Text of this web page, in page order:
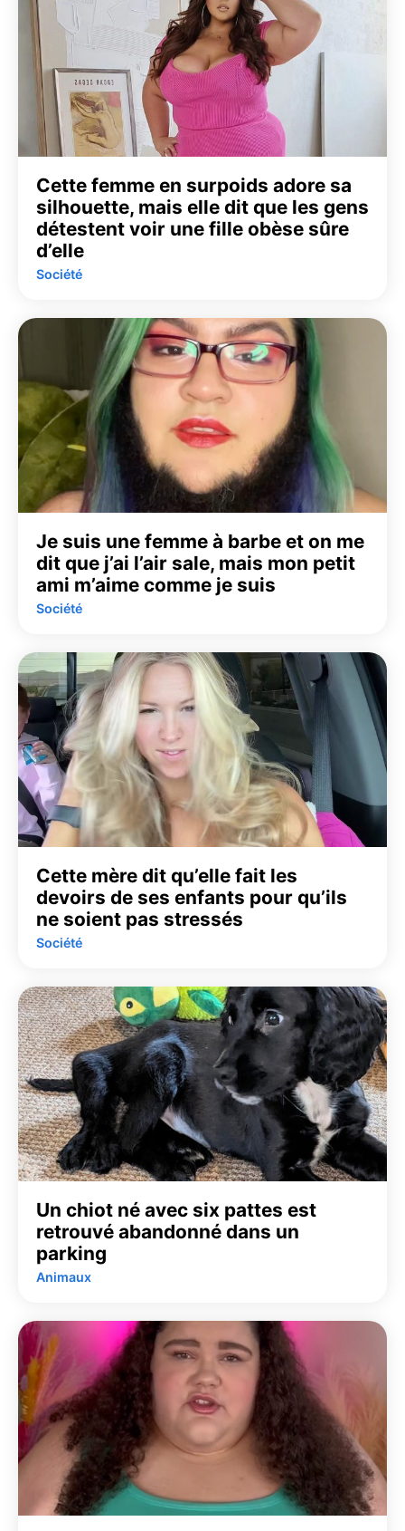
Cette femme en surpoids adore sa
silhouette, mais elle dit que les gens
détestent voir une fille obèse sûre
d’elle
Société
Je suis une femme à barbe et on me
dit que j’ai l’air sale, mais mon petit
ami m’aime comme je suis
Société
Cette mère dit qu’elle fait les
devoirs de ses enfants pour qu’ils
ne soient pas stressés
Société
Un chiot né avec six pattes est
retrouvé abandonné dans un
parking
Animaux